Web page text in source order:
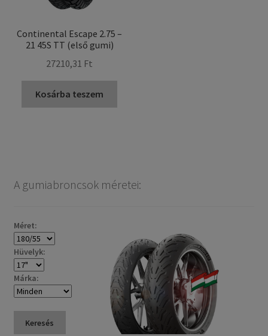
Continental Escape 2.75 –
21 45S TT (első gumi)
27210,31 Ft
Kosárba teszem
A gumiabroncsok méretei:
Méret:
Hüvelyk:
Márka:
Keresés